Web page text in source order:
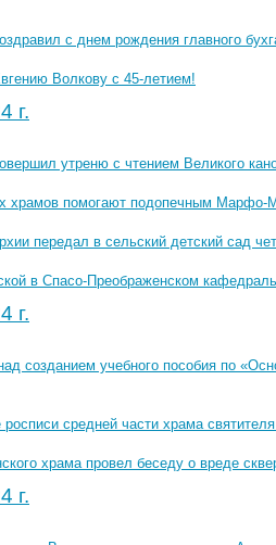
с днем рождения главного
Волкову с 45-летием!
г.
утреню с чтением Великого
храмов помогают подопечным Марфо-
передал в сельский детский сад
в Спасо-Преображенском
г.
созданием учебного пособия по
средней части храма
храма провел беседу о вреде
г.